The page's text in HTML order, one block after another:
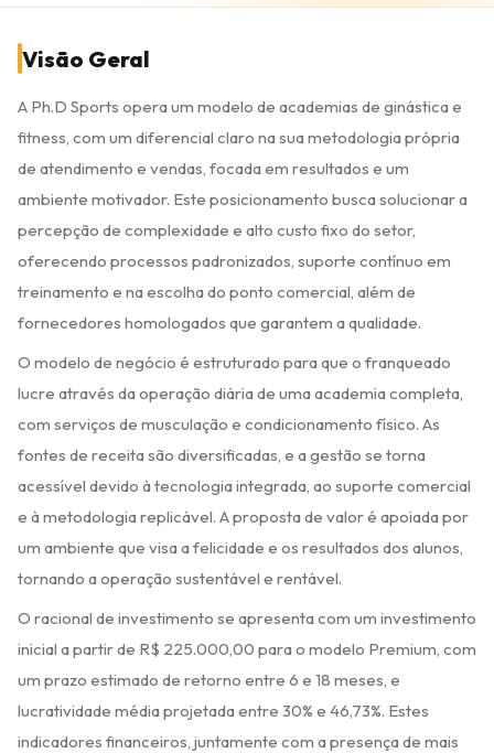
Visão Geral
A Ph.D Sports opera um modelo de academias de ginástica e
fitness, com um diferencial claro na sua metodologia própria
de atendimento e vendas, focada em resultados e um
ambiente motivador. Este posicionamento busca solucionar a
percepção de complexidade e alto custo fixo do setor,
oferecendo processos padronizados, suporte contínuo em
treinamento e na escolha do ponto comercial, além de
fornecedores homologados que garantem a qualidade.
O modelo de negócio é estruturado para que o franqueado
lucre através da operação diária de uma academia completa,
com serviços de musculação e condicionamento físico. As
fontes de receita são diversificadas, e a gestão se torna
acessível devido à tecnologia integrada, ao suporte comercial
e à metodologia replicável. A proposta de valor é apoiada por
um ambiente que visa a felicidade e os resultados dos alunos,
tornando a operação sustentável e rentável.
O racional de investimento se apresenta com um investimento
inicial a partir de R$ 225.000,00 para o modelo Premium, com
um prazo estimado de retorno entre 6 e 18 meses, e
lucratividade média projetada entre 30% e 46,73%. Estes
indicadores financeiros, juntamente com a presença de mais